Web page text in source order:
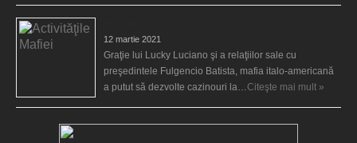
12 martie 2021
Graţie lui Lucky Luciano şi a relaţiilor sale cu
preşedintele Fulgencio Batista, mafia italo-americană
a putut să dezvolte cazinouri la… Citeşte mai mult »